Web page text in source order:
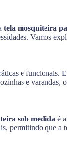
tela mosquiteira
Vamos
e funcionais.
e varandas,
sob medida é
permitindo que a